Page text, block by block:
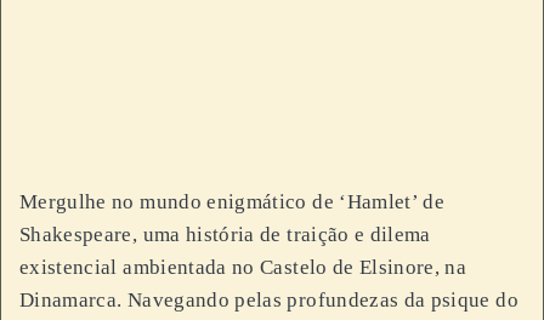
Mergulhe no mundo enigmático de ‘Hamlet’ de
Shakespeare, uma história de traição e dilema
existencial ambientada no Castelo de Elsinore, na
Dinamarca. Navegando pelas profundezas da psique do